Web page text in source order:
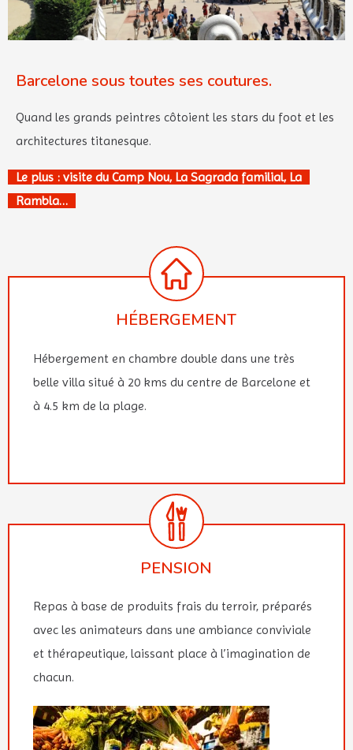
Barcelone sous toutes ses coutures.
Quand les grands peintres côtoient les stars du foot et les
architectures titanesque.
Le plus : visite du Camp Nou, La Sagrada familial, La
Rambla…
HÉBERGEMENT
Hébergement en chambre double dans une très
belle villa situé à 20 kms du centre de Barcelone et
à 4.5 km de la plage.
PENSION
Repas à base de produits frais du terroir, préparés
avec les animateurs dans une ambiance conviviale
et thérapeutique, laissant place à l’imagination de
chacun.